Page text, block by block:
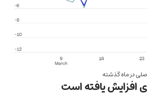
در ماه گذشته
افزایش یافته است